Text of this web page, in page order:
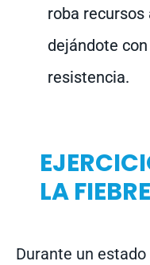
roba
dejándote
resistencia.
LA
Durante un